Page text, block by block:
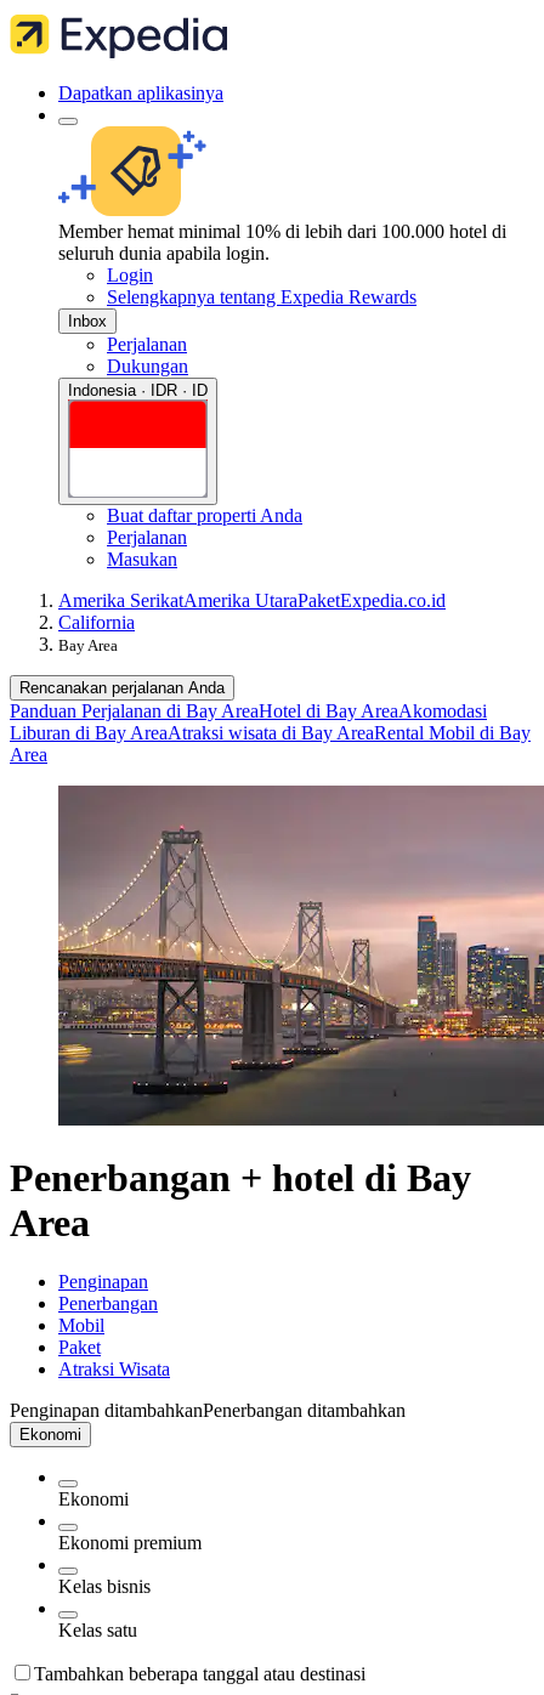
Dapatkan aplikasinya
Member hemat minimal 10% di lebih dari 100.000 hotel di
seluruh dunia apabila login.
Login
Selengkapnya tentang Expedia Rewards
Inbox
Perjalanan
Dukungan
Indonesia · IDR · ID
Buat daftar properti Anda
Perjalanan
Masukan
Amerika SerikatAmerika UtaraPaketExpedia.co.id
California
Bay Area
Rencanakan perjalanan Anda
Panduan Perjalanan di Bay AreaHotel di Bay AreaAkomodasi
Liburan di Bay AreaAtraksi wisata di Bay AreaRental Mobil di Bay
Area
Penerbangan + hotel di Bay
Area
Penginapan
Penerbangan
Mobil
Paket
Atraksi Wisata
Penginapan ditambahkanPenerbangan ditambahkan
Ekonomi
Ekonomi
Ekonomi premium
Kelas bisnis
Kelas satu
Tambahkan beberapa tanggal atau destinasi